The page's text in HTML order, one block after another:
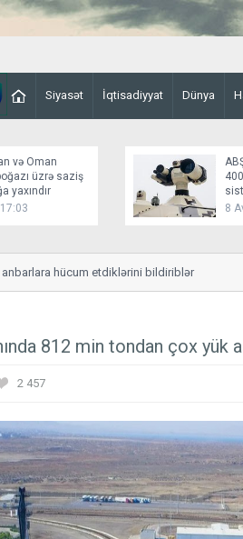
Siyasət İqtisadiyyat Dünya
və Oman
üzrə saziş
yaxındır
8
hücum etdiklərini bildiriblər
812 min tondan çox yük
2 457